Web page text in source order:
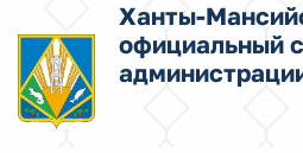
Ханты-
официальный